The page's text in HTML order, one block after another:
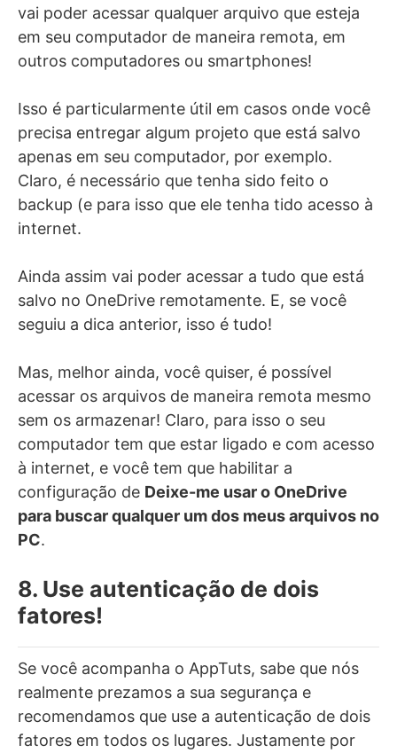
vai poder acessar qualquer arquivo que esteja
em seu computador de maneira remota, em
outros computadores ou smartphones!
Isso é particularmente útil em casos onde você
precisa entregar algum projeto que está salvo
apenas em seu computador, por exemplo.
Claro, é necessário que tenha sido feito o
backup (e para isso que ele tenha tido acesso à
internet.
Ainda assim vai poder acessar a tudo que está
salvo no OneDrive remotamente. E, se você
seguiu a dica anterior, isso é tudo!
Mas, melhor ainda, você quiser, é possível
acessar os arquivos de maneira remota mesmo
sem os armazenar! Claro, para isso o seu
computador tem que estar ligado e com acesso
à internet, e você tem que habilitar a
configuração de Deixe-me usar o OneDrive
para buscar qualquer um dos meus arquivos no
PC.
8. Use autenticação de dois
fatores!
Se você acompanha o AppTuts, sabe que nós
realmente prezamos a sua segurança e
recomendamos que use a autenticação de dois
fatores em todos os lugares. Justamente por